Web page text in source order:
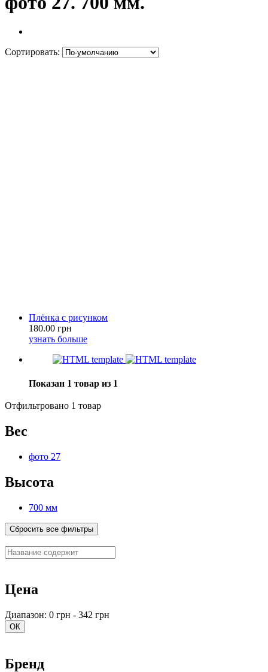
Сортировать:
Плёнка с рисунком
180.00 грн
узнать больше
Показан 1 товар из 1
Отфильтровано 1 товар
Вес
фото 27
Высота
700 мм
Сбросить все фильтры
Цена
Диапазон: 0 грн - 342 грн
ОК
Бренд